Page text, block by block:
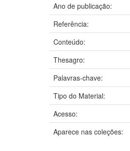
Ano de publicação:
Referência:
Conteúdo:
Thesagro:
Palavras-chave:
Tipo do Material:
Acesso:
Aparece nas coleções: